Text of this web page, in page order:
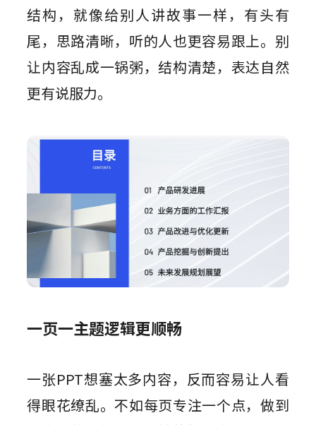
结构，就像给别人讲故事一样，有头有
尾，思路清晰，听的人也更容易跟上。别
让内容乱成一锅粥，结构清楚，表达自然
更有说服力。
一页一主题逻辑更顺畅
一张PPT想塞太多内容，反而容易让人看
得眼花缭乱。不如每页专注一个点，做到